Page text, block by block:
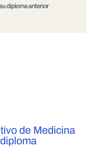
de Medicina